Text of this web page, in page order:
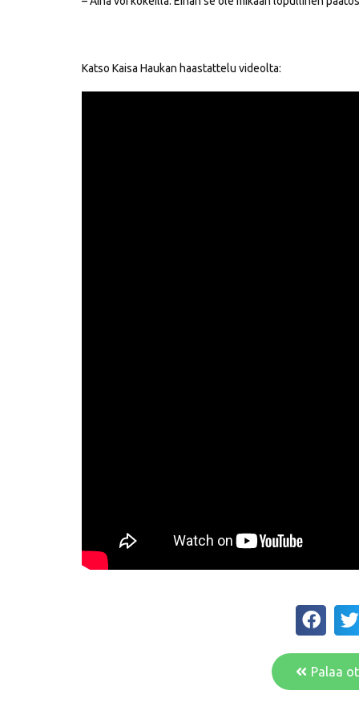
Katso Kaisa Haukan haastattelu videolta:
Palaa